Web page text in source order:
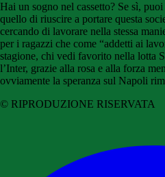
Hai un sogno nel cassetto? Se sì,
quello di riuscire a portare questa
cercando di lavorare nella stessa
per i ragazzi che come “addetti ai
stagione, chi vedi favorito nella lotta
l’Inter, grazie alla rosa e alla forza
ovviamente la speranza sul Napoli
© RIPRODUZIONE RISERVATA